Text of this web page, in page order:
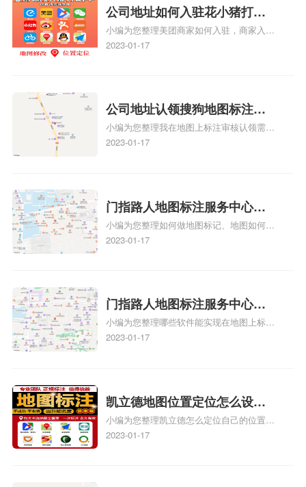
位置，增加商户被发现的机会。方便客户导
航：地图标注可以帮助客户更容易地找到商
户的实际位置。特别是对于新客户或不熟悉
该地区的客户来说，地图标注可以提供明确
图标注服务中心面的存在。对于一些客户来
说，实体指路人地
公司地址如何入驻花小猪打车
地图标记？指路人地图标注服
务中心铺如何入驻花小猪打车
小编为您整理美团商家如何入驻，商家入驻
教程、商家如何入驻地图、如何入驻地:、
2023-01-17
公司地址认领搜狗地图标注多
久审核？公司地址认领地图标
注多久审核？
小编为您整理我在地图上标注审核认领需要
多久、我在地图上标注审核认领需要多久
情可查看下方正文！
2023-01-17
门指路人地图标注服务中心如
何做花小猪打车地图位置标
记？门指路人地图标注服务中
小编为您整理如何做地图标记、地图如何做
标记、so搜街景中如何做标记、360e启花贷
关地图标注知识，详情可查看下方正文！
2023-01-17
门指路人地图标注服务中心地
图位置地址标记？门指路人地
图标注服务中心苹果地图位置
小编为您整理哪些软件能实现在地图上标记
门指路人地图标注服务中心位置、门指路人
门指路人地图标注服务中心地址标注上地图
怎么弄相关地图标注知识，详情可查看下方
正文！
2023-01-17
凯立德地图位置定位怎么设置
自己的指路人地图标注服务中
心名？凯立德地图位置定位怎
小编为您整理凯立德怎么定位自己的位置
啊、手机凯立德地图定位怎么设置往上走、
2023-01-17